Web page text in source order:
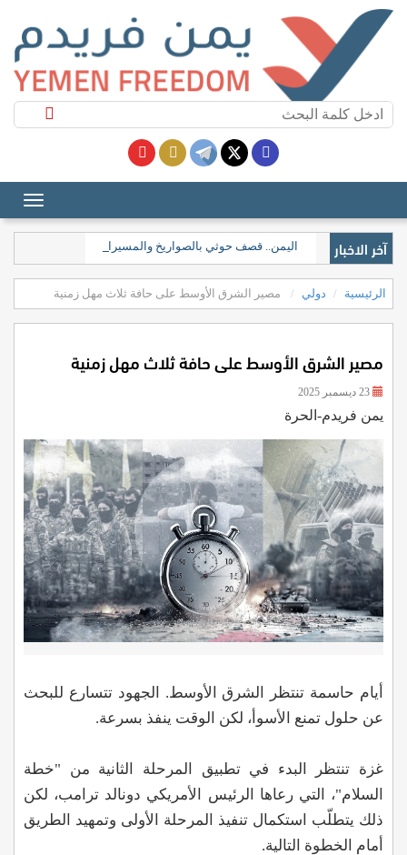
آخر الاخبار اليمن.. قصف حوثي بالصواريخ والمسيرات يستهدف مدينة
الرئيسية دولي مصير الشرق الأوسط على حافة ثلاث مهل زمنية
مصير الشرق الأوسط على حافة ثلاث مهل زمنية
يمن فريدم-الحرة
أيام حاسمة تنتظر الشرق الأوسط. الجهود تتسارع للبحث
عن حلول تمنع الأسوأ، لكن الوقت ينفذ بسرعة.
غزة تنتظر البدء في تطبيق المرحلة الثانية من "خطة
السلام"، التي رعاها الرئيس الأمريكي دونالد ترامب، لكن
ذلك يتطلّب استكمال تنفيذ المرحلة الأولى وتمهيد الطريق
أمام الخطوة التالية.